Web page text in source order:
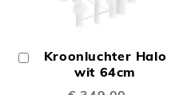
Kroonluchter Halo
wit 64cm
Winkelwagen